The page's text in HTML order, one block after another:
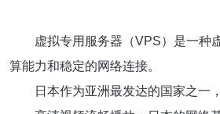
虚拟专用服务器（VPS）是一种
算能力和稳定的网络连接。
日本作为亚洲最发达的国家之一